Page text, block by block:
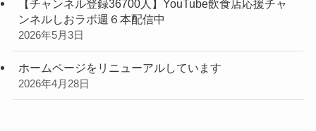
【チャンネル登録36700人】YouTube飲食店応援チャ
ンネルしおラボ週６本配信中
2026年5月3日
ホームページをリニューアルしています
2026年4月28日